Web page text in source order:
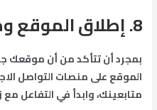
8. إطلاق الموقع
بمجرد أن تتأكد من أن موقعك
الموقع على منصات التواصل
متابعينك، وابدأ في التفاعل مع